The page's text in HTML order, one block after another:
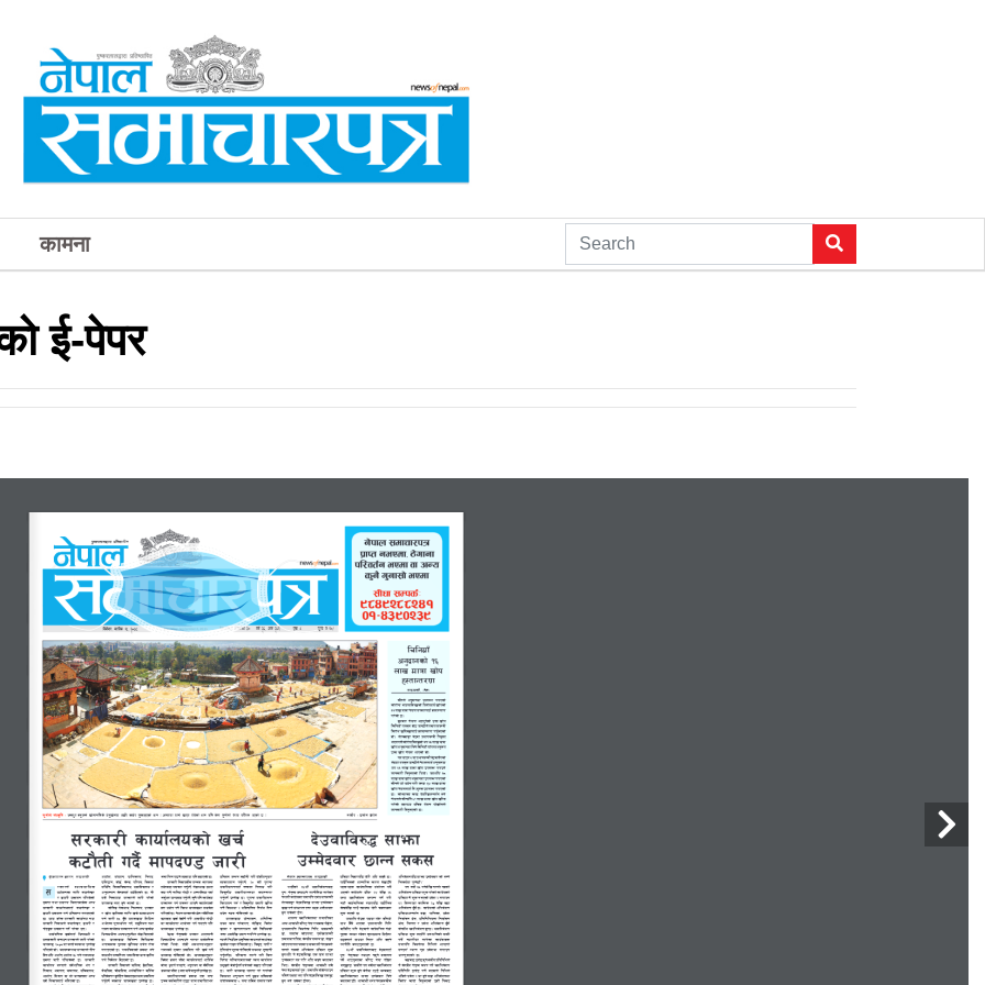
कामना
ई-पेपर